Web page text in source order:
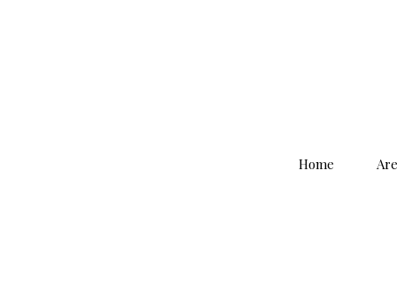
Home